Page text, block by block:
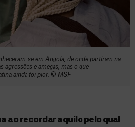
se em Angola, de onde partiram na
agressões e ameças, mas o que
ainda foi pior. ©️ MSF
ao recordar aquilo pelo qual